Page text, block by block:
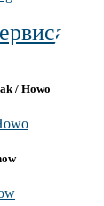
/ Howo